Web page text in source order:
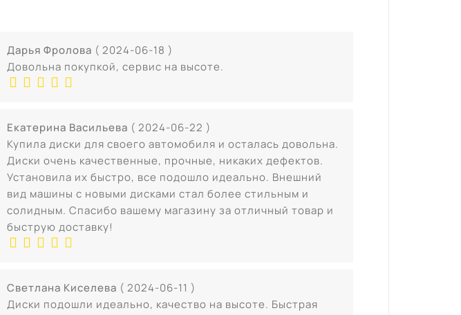
Дарья Фролова ( 2024-06-18 )
Довольна покупкой, сервис на высоте.
Екатерина Васильева ( 2024-06-22 )
Купила диски для своего автомобиля и осталась довольна.
Диски очень качественные, прочные, никаких дефектов.
Установила их быстро, все подошло идеально. Внешний
вид машины с новыми дисками стал более стильным и
солидным. Спасибо вашему магазину за отличный товар и
быструю доставку!
Светлана Киселева ( 2024-06-11 )
Диски подошли идеально, качество на высоте. Быстрая